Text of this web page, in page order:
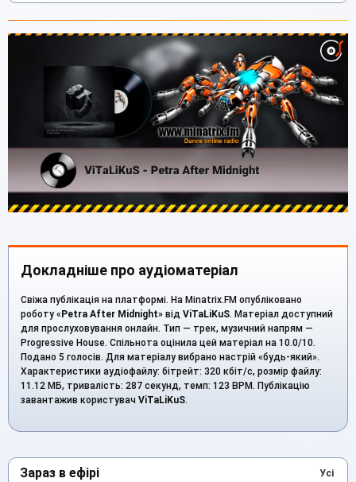
Докладніше про аудіоматеріал
Свіжа публікація на платформі. На Minatrix.FM опубліковано
роботу «Petra After Midnight» від ViTaLiKuS. Матеріал доступний
для прослуховування онлайн. Тип — трек, музичний напрям —
Progressive House. Спільнота оцінила цей матеріал на 10.0/10.
Подано 5 голосів. Для матеріалу вибрано настрій «будь-який».
Характеристики аудіофайлу: бітрейт: 320 кбіт/с, розмір файлу:
11.12 МБ, тривалість: 287 секунд, темп: 123 BPM. Публікацію
завантажив користувач ViTaLiKuS.
Зараз в ефірі Усі